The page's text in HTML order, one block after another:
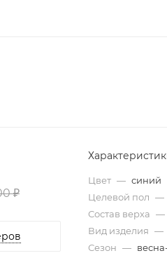
₽
Цвет — синий
Целевой пол —
Состав верха —
Вид изделия —
Сезон —